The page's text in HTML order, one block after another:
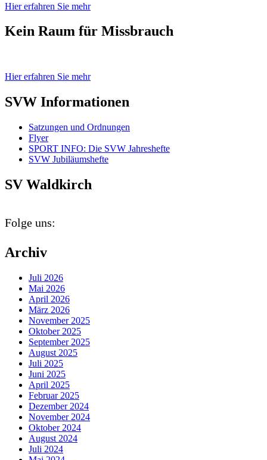
Hier erfahren Sie mehr
Kein Raum für Missbrauch
Hier erfahren Sie mehr
SVW Informationen
Satzungen und Ordnungen
Flyer
SPORT INFO: Die SVW Jahreshefte
SVW Jubiläumshefte
SV Waldkirch
Folge uns:
Archiv
Juli 2026
Mai 2026
April 2026
März 2026
November 2025
Oktober 2025
September 2025
August 2025
Juli 2025
Juni 2025
April 2025
Februar 2025
Dezember 2024
November 2024
Oktober 2024
August 2024
Juli 2024